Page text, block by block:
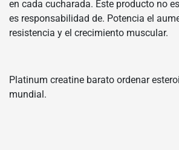
en cada cucharada. Este producto no
es responsabilidad de. Potencia el
resistencia y el crecimiento muscular.
Platinum creatine barato ordenar
mundial.